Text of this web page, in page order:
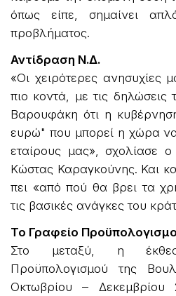
όπως είπε, σημαίνει
προβλήματος.
Αντίδραση Ν.Δ.
«Οι χειρότερες ανησυχίες
πιο κοντά, με τις δηλώσεις
Βαρουφάκη ότι η
ευρώ" που μπορεί η χώρα να
εταίρους μας», σχολίασε
Κώστας Καραγκούνης. Και
πει «από πού θα βρει τα
τις βασικές ανάγκες του
Το Γραφείο
Στο μεταξύ, η
Προϋπολογισμού της
Οκτωβρίου – Δεκεμβρίου